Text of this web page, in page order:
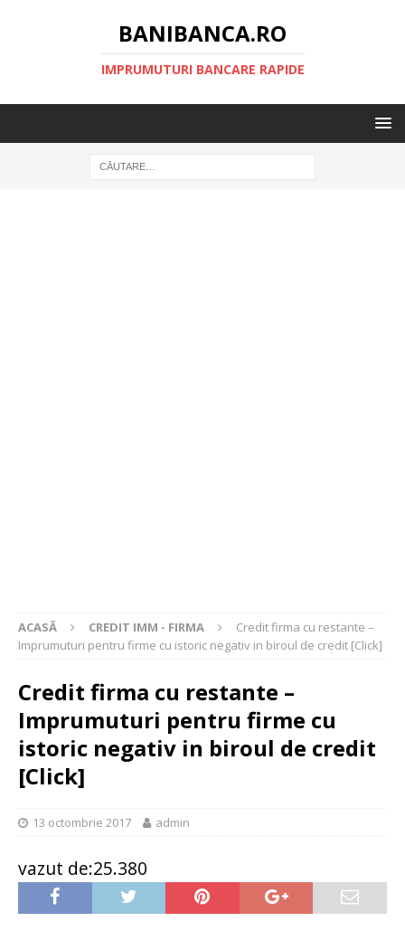
BANIBANCA.RO
IMPRUMUTURI BANCARE RAPIDE
ACASĂ CREDIT IMM - FIRMA
Credit firma cu restante –
Imprumuturi pentru firme cu istoric negativ in biroul de credit [Click]
Credit firma cu restante –
Imprumuturi pentru firme cu
istoric negativ in biroul de credit
[Click]
13 octombrie 2017 admin
vazut de:25.380